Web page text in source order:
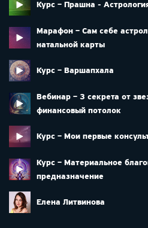
Курс – Прашна -
Марафон – Сам себе
натальной карты
Курс – Варшапхала
Вебинар – 3 секрета от
финансовый потолок
Курс – Мои первые
Курс – Материальное
предназначение
Елена Литвинова